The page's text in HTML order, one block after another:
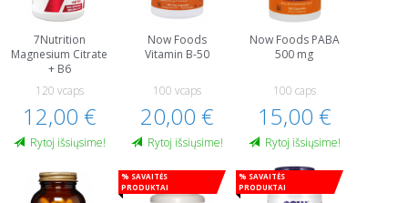
7Nutrition
Magnesium Citrate
+ B6
120 vcaps
12,00 €
Rytoj išsiųsime!
Now Foods
Vitamin B-50
100 vcaps
20,00 €
Rytoj išsiųsime!
Now Foods PABA
500 mg
100 caps
15,00 €
Rytoj išsiųsime!
% Savaitės
produktai
% Savaitės
produktai